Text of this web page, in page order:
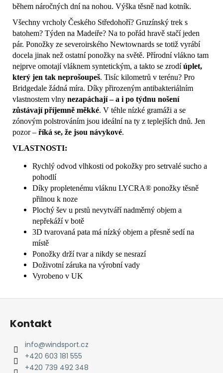
během náročných dní na nohou. Výška těsně nad kotník.
Všechny vrcholy Českého Středohoří? Gruzínský trek s
batohem? Týden na Madeiře? Na to pořád hravě stačí jeden
pár. Ponožky ze severoirského Newtownards se totiž vyrábí
docela jinak než ostatní ponožky na světě. Přírodní vlákno tam
nejprve omotají vláknem syntetickým, a takto se zrodíúplet,
který jen tak neprošoupeš. Tisíc kilometrů v terénu? Pro
Bridgedale žádná míra. Díky přirozeným antibakteriálním
vlastnostem vlny nezapáchají – a i po týdnu nošení
zůstávají příjemně měkké. V téhle nízké gramáži a se
zónovým polstrováním jsou ideální na ty z teplejších dnů. Jen
pozor – říká se, že jsou návykové.
VLASTNOSTI:
Rychlý odvod vlhkosti od pokožky pro setrvalé sucho a
pohodlí
Díky propletenému vláknu LYCRA® ponožky těsně
přilnou k noze
Plochý šev u prstů nevytváří nadměrný objem a
nepřekáží v botě
3D tvarovaná pata má nízký objem a přesně sedí na
místě
Ponožky drží tvar a nikdy se nesrazí
Doživotní záruka na výrobní vady
Vyrobeno v UK
Z
Kontakt
info@windsport.cz
+420 603 181 555
+420 739 492 348